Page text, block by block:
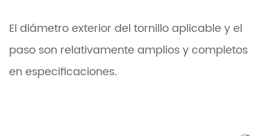
El diámetro exterior del tornillo aplicable y el
paso son relativamente amplios y completos
en especificaciones.